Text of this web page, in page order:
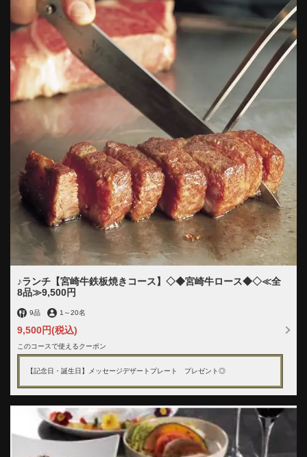
♪ランチ【宮崎牛鉄板焼きコース】◇◆宮崎牛ロース◆◇≪全
8品≫9,500円
9品 1 ～20名
9,500円(税込)
このコースで使えるクーポン
【記念日・誕生日】メッセージデザートプレート プレゼント◎